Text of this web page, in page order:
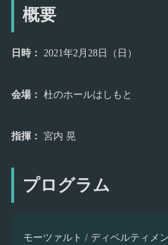
概要
日時： 2021年2月28日（日）
会場： 杜のホールはしもと
指揮： 宮内 晃
プログラム
モーツァルト / ディベルティメ